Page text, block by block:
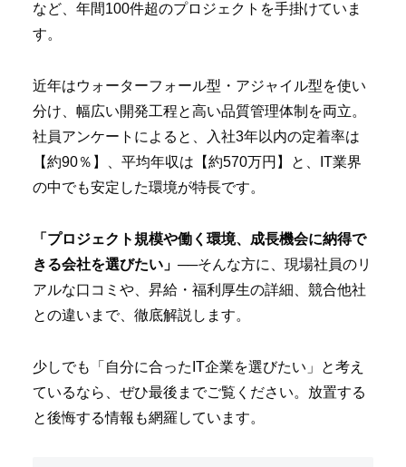
など、年間100件超のプロジェクトを手掛けていま
す。
近年はウォーターフォール型・アジャイル型を使い
分け、幅広い開発工程と高い品質管理体制を両立。
社員アンケートによると、入社3年以内の定着率は
【約90％】、平均年収は【約570万円】と、IT業界
の中でも安定した環境が特長です。
「プロジェクト規模や働く環境、成長機会に納得で
きる会社を選びたい」 ──そんな方に、現場社員のリ
アルな口コミや、昇給・福利厚生の詳細、競合他社
との違いまで、徹底解説します。
少しでも「自分に合ったIT企業を選びたい」と考え
ているなら、ぜひ最後までご覧ください。放置する
と後悔する情報も網羅しています。